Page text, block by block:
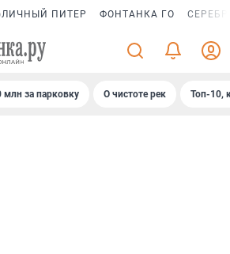
ПИТЕР ФОНТАНКА ГО
млн за парковку О чистоте рек Топ-10,